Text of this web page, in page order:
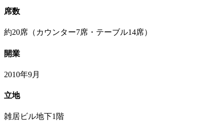
席数
約20席（カウンター7席・テーブル14席）
開業
2010年9月
立地
雑居ビル地下1階